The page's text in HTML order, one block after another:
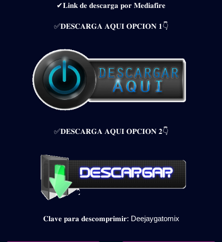
✔𝐋𝐢𝐧𝐤 𝐝𝐞 𝐝𝐞𝐬𝐜𝐚𝐫𝐠𝐚 𝐩𝐨𝐫 𝐌𝐞𝐝𝐢𝐚𝐟𝐢𝐫𝐞
✅𝐃𝐄𝐒𝐂𝐀𝐑𝐆𝐀 𝐀𝐐𝐔𝐈 𝐎𝐏𝐂𝐈𝐎𝐍 𝟏👇
✅𝐃𝐄𝐒𝐂𝐀𝐑𝐆𝐀 𝐀𝐐𝐔𝐈 𝐎𝐏𝐂𝐈𝐎𝐍 𝟐👇
𝐂𝐥𝐚𝐯𝐞 𝐩𝐚𝐫𝐚 𝐝𝐞𝐬𝐜𝐨𝐦𝐩𝐫𝐢𝐦𝐢𝐫: Deejaygatomix